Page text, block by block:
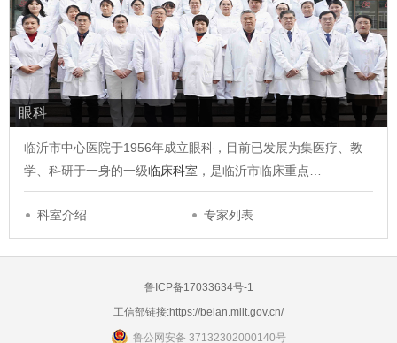
眼科
临沂市中心医院于1956年成立眼科，目前已发展为集医疗、教
学、科研于一身的一级临床科室 ，是临沂市临床重点…
科室介绍 专家列表
鲁ICP备17033634号-1
工信部链接:https://beian.miit.gov.cn/
鲁公网安备 37132302000140号